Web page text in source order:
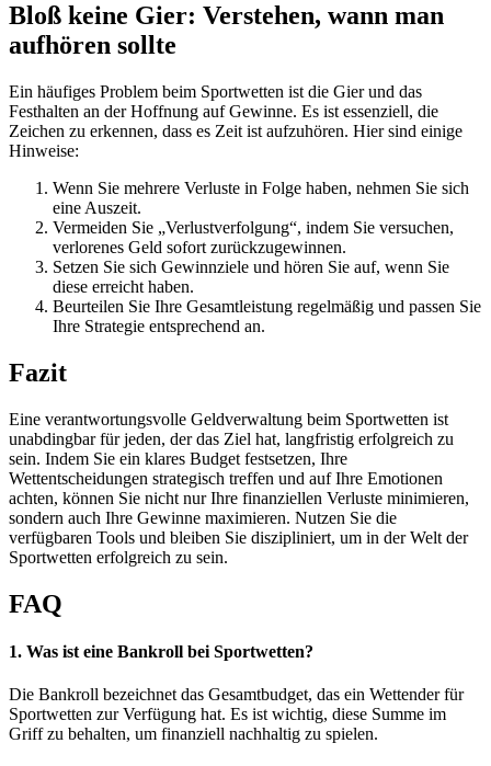
Bloß keine Gier: Verstehen, wann man
aufhören sollte
Ein häufiges Problem beim Sportwetten ist die Gier und das
Festhalten an der Hoffnung auf Gewinne. Es ist essenziell, die
Zeichen zu erkennen, dass es Zeit ist aufzuhören. Hier sind einige
Hinweise:
Wenn Sie mehrere Verluste in Folge haben, nehmen Sie sich
eine Auszeit.
Vermeiden Sie „Verlustverfolgung“, indem Sie versuchen,
verlorenes Geld sofort zurückzugewinnen.
Setzen Sie sich Gewinnziele und hören Sie auf, wenn Sie
diese erreicht haben.
Beurteilen Sie Ihre Gesamtleistung regelmäßig und passen Sie
Ihre Strategie entsprechend an.
Fazit
Eine verantwortungsvolle Geldverwaltung beim Sportwetten ist
unabdingbar für jeden, der das Ziel hat, langfristig erfolgreich zu
sein. Indem Sie ein klares Budget festsetzen, Ihre
Wettentscheidungen strategisch treffen und auf Ihre Emotionen
achten, können Sie nicht nur Ihre finanziellen Verluste minimieren,
sondern auch Ihre Gewinne maximieren. Nutzen Sie die
verfügbaren Tools und bleiben Sie diszipliniert, um in der Welt der
Sportwetten erfolgreich zu sein.
FAQ
1. Was ist eine Bankroll bei Sportwetten?
Die Bankroll bezeichnet das Gesamtbudget, das ein Wettender für
Sportwetten zur Verfügung hat. Es ist wichtig, diese Summe im
Griff zu behalten, um finanziell nachhaltig zu spielen.